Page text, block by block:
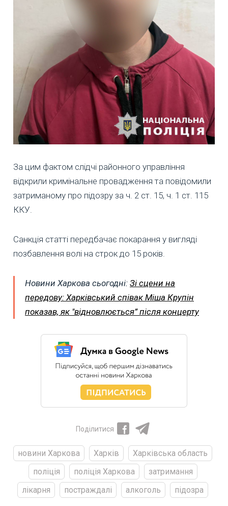
За цим фактом слідчі районного управління
відкрили кримінальне провадження та повідомили
затриманому про підозру за ч. 2 ст. 15, ч. 1 ст. 115
ККУ.
Санкція статті передбачає покарання у вигляді
позбавлення волі на строк до 15 років.
Новини Харкова сьогодні: Зі сцени на
передову: Харківський співак Міша Крупін
показав, як "відновлюється” після концерту
Поділитися
новини Харкова Харків
Харківська область
поліція
поліція Харкова
затримання
лікарня
постраждалі алкоголь підозра